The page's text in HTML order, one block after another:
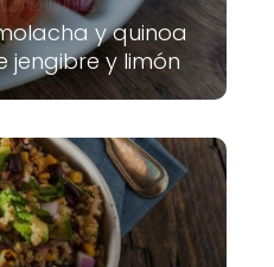
y quinoa
jengibre y limón